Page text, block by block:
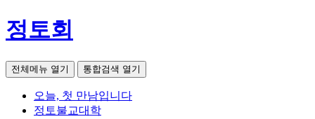
정토회
전체메뉴 열기 통합검색 열기
오늘, 첫 만남입니다
정토불교대학